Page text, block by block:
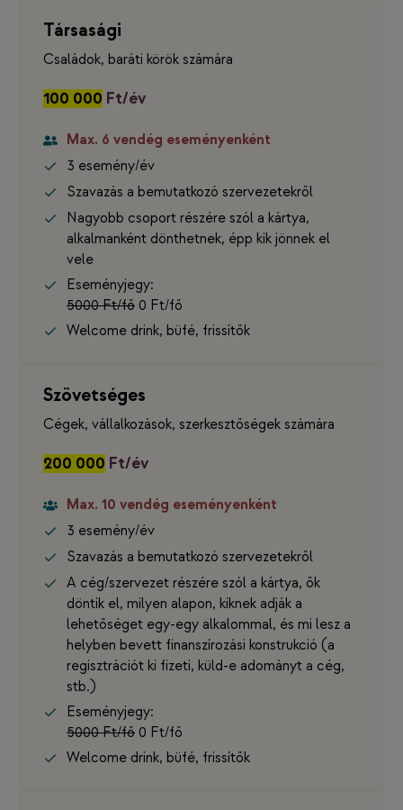
Társasági
Családok, baráti körök számára
100 000 Ft/év
Max. 6 vendég eseményenként
3 esemény/év
Szavazás a bemutatkozó szervezetekről
Nagyobb csoport részére szól a kártya,
alkalmanként dönthetnek, épp kik jönnek el
vele
Eseményjegy:
5000 Ft/fő 0 Ft/fő
Welcome drink, büfé, frissítők
Szövetséges
Cégek, vállalkozások, szerkesztőségek számára
200 000 Ft/év
Max. 10 vendég eseményenként
3 esemény/év
Szavazás a bemutatkozó szervezetekről
A cég/szervezet részére szól a kártya, ők
döntik el, milyen alapon, kiknek adják a
lehetőséget egy-egy alkalommal, és mi lesz a
helyben bevett finanszírozási konstrukció (a
regisztrációt ki fizeti, küld-e adományt a cég,
stb.)
Eseményjegy:
5000 Ft/fő 0 Ft/fő
Welcome drink, büfé, frissítők